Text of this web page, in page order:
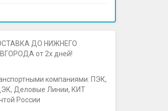
ДО НИЖНЕГО
от 2х дней!
компаниями: ПЭК,
Деловые Линии, КИТ
России